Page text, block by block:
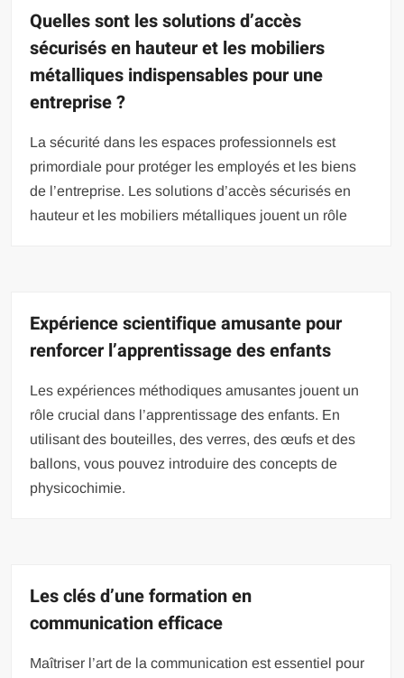
Quelles sont les solutions d’accès
sécurisés en hauteur et les mobiliers
métalliques indispensables pour une
entreprise ?
La sécurité dans les espaces professionnels est
primordiale pour protéger les employés et les biens
de l’entreprise. Les solutions d’accès sécurisés en
hauteur et les mobiliers métalliques jouent un rôle
Expérience scientifique amusante pour
renforcer l’apprentissage des enfants
Les expériences méthodiques amusantes jouent un
rôle crucial dans l’apprentissage des enfants. En
utilisant des bouteilles, des verres, des œufs et des
ballons, vous pouvez introduire des concepts de
physicochimie.
Les clés d’une formation en
communication efficace
Maîtriser l’art de la communication est essentiel pour